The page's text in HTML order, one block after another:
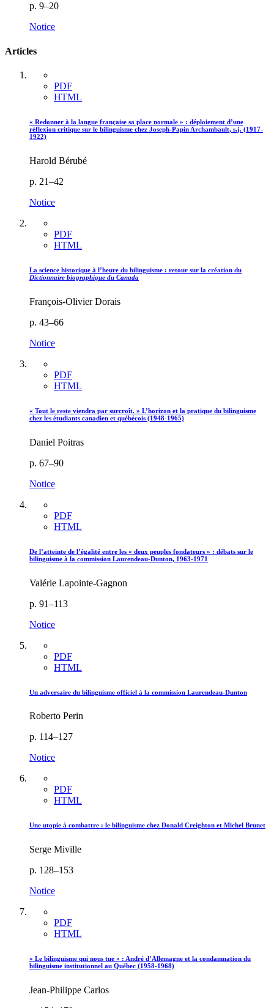
p. 9–20
Notice
Articles
PDF
HTML
« Redonner à la langue française sa place normale » : déploiement d’une
réflexion critique sur le bilinguisme chez Joseph-Papin Archambault, s.j. (1917-
1922)
Harold Bérubé
p. 21–42
Notice
PDF
HTML
La science historique à l’heure du bilinguisme : retour sur la création du
Dictionnaire biographique du Canada
François-Olivier Dorais
p. 43–66
Notice
PDF
HTML
« Tout le reste viendra par surcroît. » L’horizon et la pratique du bilinguisme
chez les étudiants canadien et québécois (1948-1965)
Daniel Poitras
p. 67–90
Notice
PDF
HTML
De l’atteinte de l’égalité entre les « deux peuples fondateurs » : débats sur le
bilinguisme à la commission Laurendeau-Dunton, 1963-1971
Valérie Lapointe-Gagnon
p. 91–113
Notice
PDF
HTML
Un adversaire du bilinguisme officiel à la commission Laurendeau-Dunton
Roberto Perin
p. 114–127
Notice
PDF
HTML
Une utopie à combattre : le bilinguisme chez Donald Creighton et Michel Brunet
Serge Miville
p. 128–153
Notice
PDF
HTML
« Le bilinguisme qui nous tue » : André d’Allemagne et la condamnation du
bilinguisme institutionnel au Québec (1958-1968)
Jean-Philippe Carlos